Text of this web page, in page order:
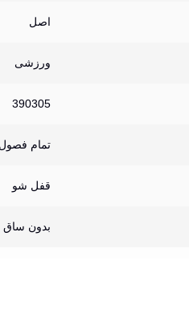
اصل
ورزشی
390305
تمام فصول
قفل شو
بدون ساق